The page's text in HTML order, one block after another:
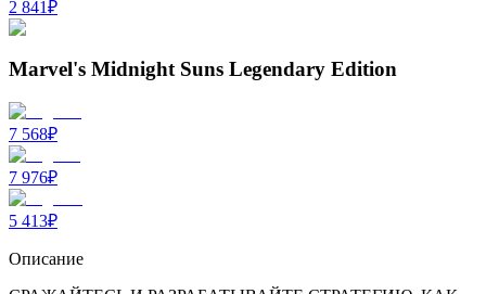
2 841₽
Marvel's Midnight Suns Legendary Edition
7 568₽
7 976₽
5 413₽
Описание